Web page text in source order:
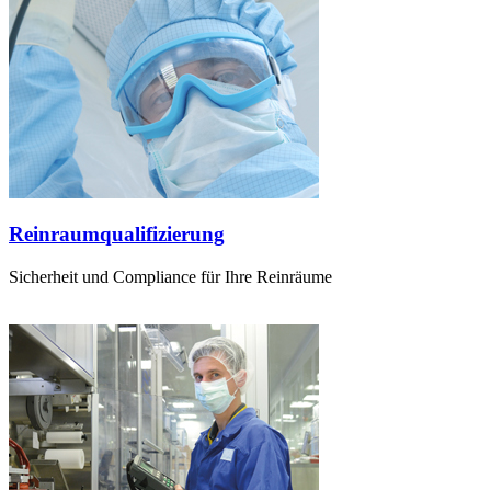
Reinraumqualifizierung
Sicherheit und Compliance für Ihre Reinräume